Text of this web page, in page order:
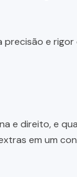
e rigor
e direito, e
em um